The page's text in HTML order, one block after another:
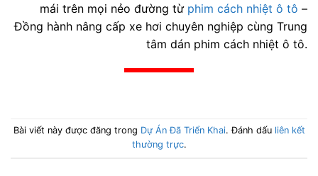
mái trên mọi nẻo đường từ phim cách nhiệt ô tô –
Đồng hành nâng cấp xe hơi chuyên nghiệp cùng Trung
tâm dán phim cách nhiệt ô tô.
Bài viết này được đăng trong Dự Án Đã Triển Khai. Đánh dấu liên kết
thường trực.